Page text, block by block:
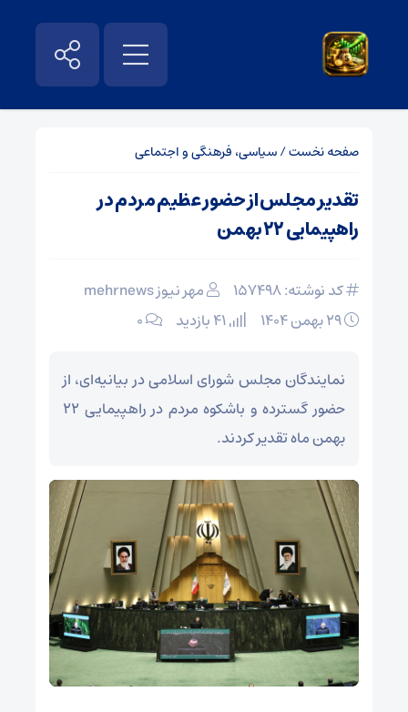
صفحه نخست/سیاسی، فرهنگی و اجتماعی
تقدیر مجلس از حضور عظیم مردم در
راهپیمایی ۲۲ بهمن
کد نوشته: 157498
مهر نیوز mehrnews
۰
نمایندگان مجلس شورای اسلامی در بیانیه‌ای، از
حضور گسترده و باشکوه مردم در راهپیمایی ۲۲
بهمن ماه تقدیر کردند.